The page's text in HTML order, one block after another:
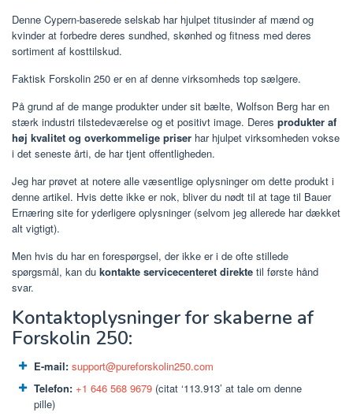
Denne Cypern-baserede selskab har hjulpet titusinder af mænd og
kvinder at forbedre deres sundhed, skønhed og fitness med deres
sortiment af kosttilskud.
Faktisk Forskolin 250 er en af ​​denne virksomheds top sælgere.
På grund af de mange produkter under sit bælte, Wolfson Berg har en
stærk industri tilstedeværelse og et positivt image. Deres produkter af
høj kvalitet og overkommelige priser har hjulpet virksomheden vokse
i det seneste årti, de har tjent offentligheden.
Jeg har prøvet at notere alle væsentlige oplysninger om dette produkt i
denne artikel. Hvis dette ikke er nok, bliver du nødt til at tage til Bauer
Ernæring site for yderligere oplysninger (selvom jeg allerede har dækket
alt vigtigt).
Men hvis du har en forespørgsel, der ikke er i de ofte stillede
spørgsmål, kan du kontakte servicecenteret direkte til første hånd
svar.
Kontaktoplysninger for skaberne af
Forskolin 250:
E-mail: support@pureforskolin250.com
Telefon: +1 646 568 9679 (citat ‘113.913’ at tale om denne
pille)